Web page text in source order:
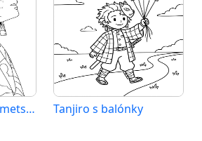
Tanjiro v anime Kimetsu no Yaiba Tanjiro s balónky